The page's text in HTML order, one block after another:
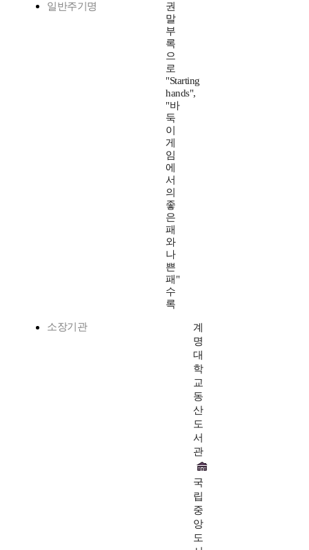
일반주기명
권
말
부
록
으
로
"Starting
hands",
"바
둑
이
게
임
에
서
의
좋
은
패
와
나
쁜
패"
수
록
소장기관
계
명
대
학
교
동
산
도
서
관
국
립
중
앙
도